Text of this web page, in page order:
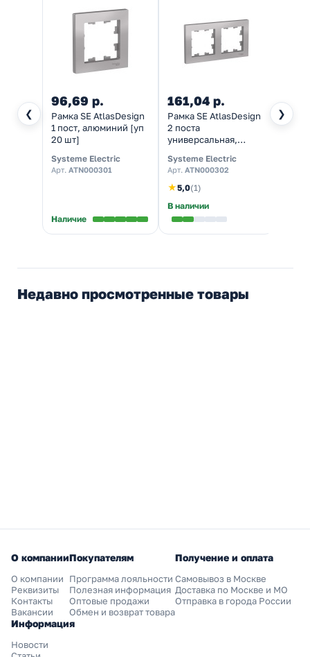
❮ ❯
96,69 р.
Рамка SE AtlasDesign
1 пост, алюминий [уп
20 шт]
Systeme Electric
Арт. ATN000301
Наличие
161,04 р.
Рамка SE AtlasDesign
2 поста
универсальная,
Systeme Electric
Арт. ATN000302
★5,0(1)
В наличии
4
Недавно просмотренные товары
О компании
О компании
Реквизиты
Контакты
Вакансии
Покупателям
Программа лояльности
Полезная информация
Оптовые продажи
Обмен и возврат товара
Получение и оплата
Самовывоз в Москве
Доставка по Москве и МО
Отправка в города России
Информация
Новости